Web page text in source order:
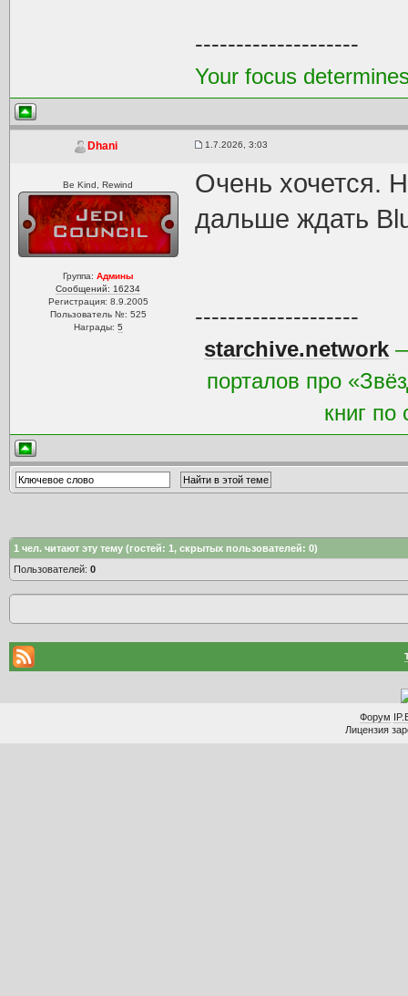
--------------------
Your focus
Dhani 1.7.2026, 3:03
Be Kind, Rewind
Группа: Админы
Сообщений: 16234
Регистрация: 8.9.2005
Пользователь №: 525
Награды: 5
Очень хочется.
дальше ждать
--------------------
starchive.network
порталов про
книг по
1 чел. читают эту тему (гостей: 1, скрытых пользователей: 0)
Пользователей: 0
Форум
Лицензия